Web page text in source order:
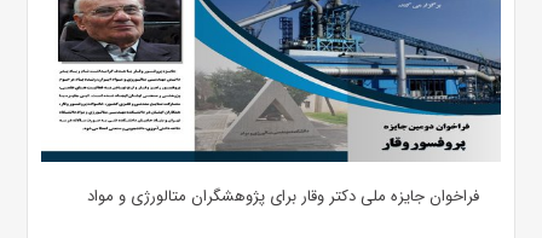
فراخوان جایزه ملی دکتر وقار برای پژوهشگران متالورژی و مواد